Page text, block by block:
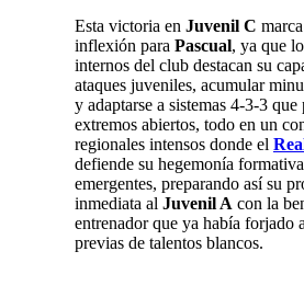
Esta victoria en Juvenil C
inflexión para Pascual, ya que
internos del club destacan su
ataques juveniles, acumular
y adaptarse a sistemas 4-3-3
extremos abiertos, todo en un
regionales intensos donde el
defiende su hegemonía
emergentes, preparando así su
inmediata al Juvenil A con la
entrenador que ya había forjado
previas de talentos blancos.